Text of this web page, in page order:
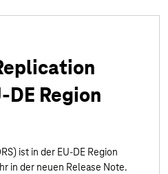
DE Region
ist in der EU-DE Region
in der neuen Release Note.